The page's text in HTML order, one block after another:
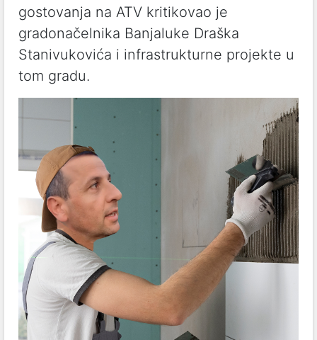
gostovanja na ATV kritikovao je
gradonačelnika Banjaluke Draška
Stanivukovića i infrastrukturne projekte u
tom gradu.